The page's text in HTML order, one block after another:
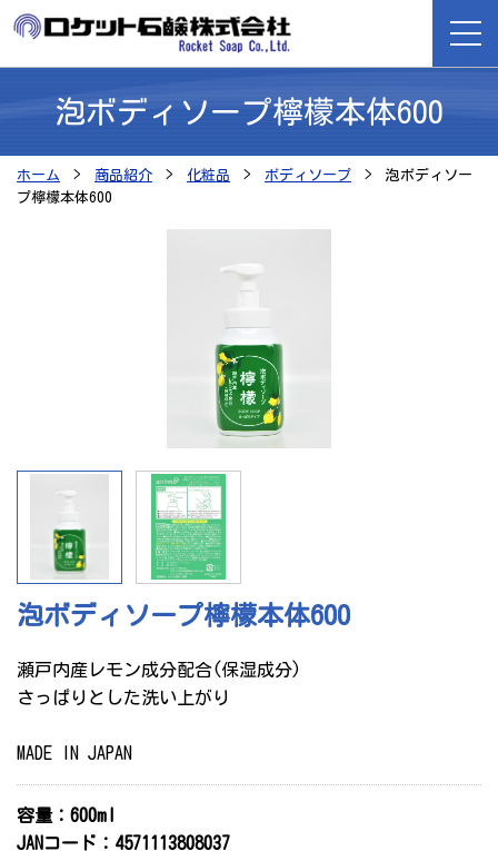
ホーム
商品紹介
お問い合わせ
サイトマップ
小売り・卸売業のみなさま
エオリア
特定商取引法に基づく表示
泡ボディソープ檸檬本体600
ホーム 商品紹介 化粧品 ボディソープ
泡ボディソー
プ檸檬本体600
泡ボディソープ檸檬本体600
瀬戸内産レモン成分配合(保湿成分)
さっぱりとした洗い上がり
MADE IN JAPAN
容量：600ml
JANコード：4571113808037